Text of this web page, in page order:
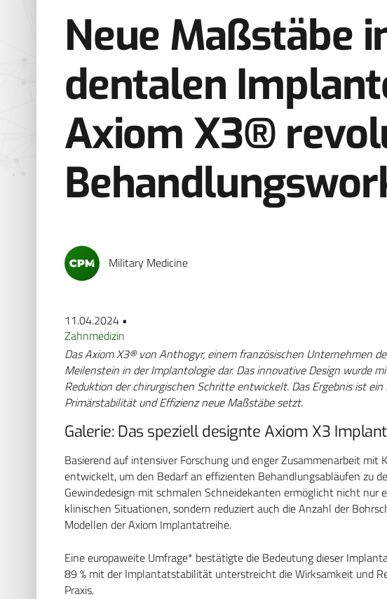
Neue Maßstäbe
dentalen
Axiom X3®
Military Medicine
11.04.2024 •
Zahnmedizin
Das Axiom X3® von Anthogyr, einem französischen Unternehmen
Meilenstein in der Implantologie dar. Das innovative Design wurde
Reduktion der chirurgischen Schritte entwickelt. Das Ergebnis ist
Primärstabilität und Effizienz neue Maßstäbe setzt.
Galerie: Das speziell designte Axiom X3
Basierend auf intensiver Forschung und enger Zusammenarbeit
entwickelt, um den Bedarf an effizienten Behandlungsabläufen zu
Gewindedesign mit schmalen Schneidekanten ermöglicht nicht nur
klinischen Situationen, sondern reduziert auch die Anzahl der
Modellen der Axiom Implantatreihe.
Eine europaweite Umfrage* bestätigte die Bedeutung dieser
89 % mit der Implantatstabilität unterstreicht die Wirksamkeit und
Praxis.